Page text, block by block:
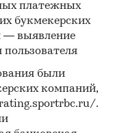
могут быть
Армении,
информация о
закупок
платежных
букмекерских
— выявление
были
компаний,
.